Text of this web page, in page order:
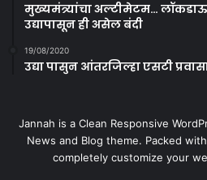
मुख्यमंत्र्यांचा अल्टीमेटम…
उद्यापासून ही असेल बंदी
19/08/2020
उद्या पासुन आंतरजिल्हा एसटी
Jannah is a Clean Responsive
News and Blog theme. Packed
completely customize your